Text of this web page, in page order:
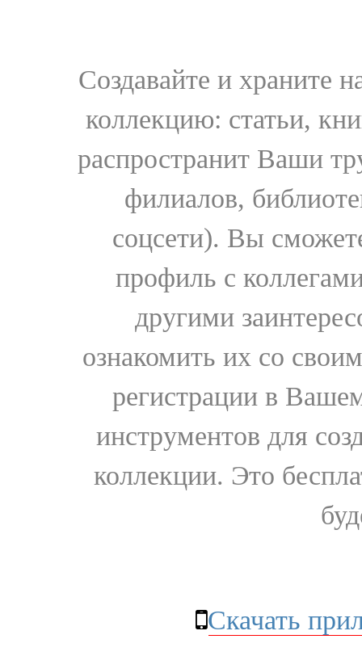
Создавайте и храните
коллекцию: статьи,
распространит Ваши
филиалов,
соцсети). Вы
профиль с
другими
ознакомить их со
регистрации в
инструментов для
коллекции. Это
Скачать